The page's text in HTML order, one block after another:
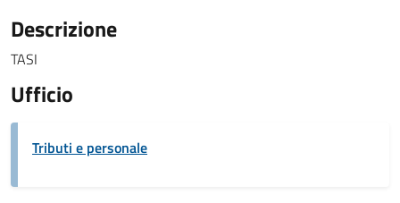
Descrizione
TASI
Ufficio
Tributi e personale